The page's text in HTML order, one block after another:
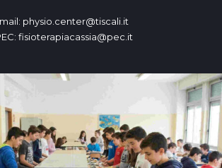
mail: physio.center@tiscali.it
fisioterapiacassia@pec.it